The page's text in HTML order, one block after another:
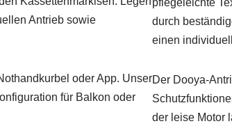
Antrieb sowie
oder App. Unser
für Balkon oder
durch
einen
Der Dooya-
der leise Motor